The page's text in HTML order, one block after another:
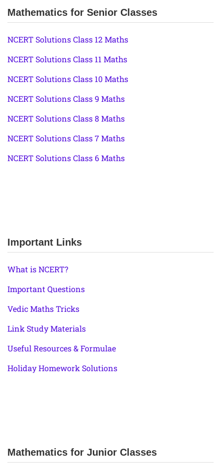
Mathematics for Senior Classes
NCERT Solutions Class 12 Maths
NCERT Solutions Class 11 Maths
NCERT Solutions Class 10 Maths
NCERT Solutions Class 9 Maths
NCERT Solutions Class 8 Maths
NCERT Solutions Class 7 Maths
NCERT Solutions Class 6 Maths
Important Links
What is NCERT?
Important Questions
Vedic Maths Tricks
Link Study Materials
Useful Resources & Formulae
Holiday Homework Solutions
Mathematics for Junior Classes